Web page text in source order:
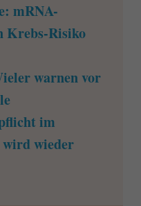
mRNA-
Krebs-Risiko
warnen vor
im
wird wieder